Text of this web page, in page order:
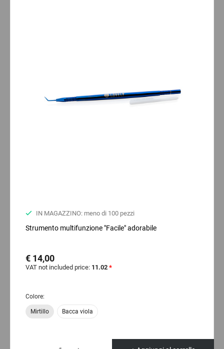
IN MAGAZZINO: meno di 100 pezzi
Strumento multifunzione "Facile" adorabile
€ 14,00
VAT not included price: 11.02 *
Colore:
Mirtillo Bacca viola